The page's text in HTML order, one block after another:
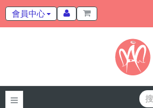
會員中心